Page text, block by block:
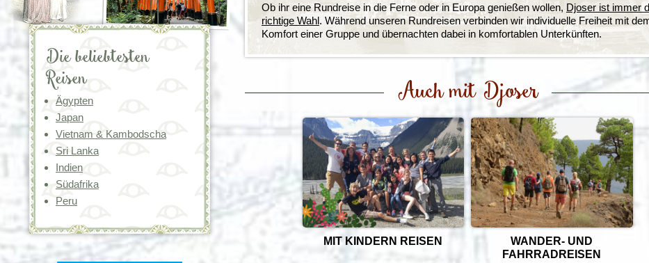
Auch mit Djoser
MIT KINDERN REISEN
WANDER- UND
FAHRRADREISEN
Ob ihr eine Rundreise in die Ferne oder in Europa genießen wollen, Djoser ist immer
richtige Wahl. Während unseren Rundreisen verbinden wir individuelle Freiheit mit
Komfort einer Gruppe und übernachten dabei in komfortablen Unterkünften.
Die beliebtesten
Reisen
Ägypten
Japan
Vietnam & Kambodscha
Sri Lanka
Indien
Südafrika
Peru